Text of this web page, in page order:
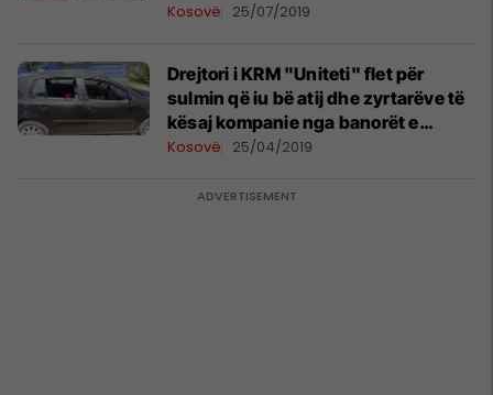
Kosovë 25/07/2019
Drejtori i KRM "Uniteti" flet për
sulmin që iu bë atij dhe zyrtarëve të
kësaj kompanie nga banorët e
fshatit Koshtovë
Kosovë 25/04/2019